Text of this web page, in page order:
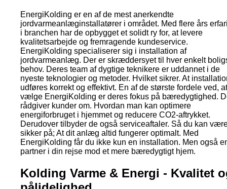
EnergiKolding er en af de mest anerkendte
jordvarmeanlæginstallatører i området. Med flere års
i branchen har de opbygget et solidt ry for, at levere
kvalitetsarbejde og fremragende kundeservice.
EnergiKolding specialiserer sig i installation af
jordvarmeanlæg. Der er skræddersyet til hver enkelt
behov. Deres team af dygtige teknikere er uddannet i de
nyeste teknologier og metoder. Hvilket sikrer. At
udføres korrekt og effektivt. En af de største fordele ved, at
vælge EnergiKolding er deres fokus på bæredygtighed.
rådgiver kunder om. Hvordan man kan optimere
energiforbruget i hjemmet og reducere CO2-aftrykket.
Derudover tilbyder de også serviceaftaler. Så du kan
sikker på; At dit anlæg altid fungerer optimalt. Med
EnergiKolding får du ikke kun en installation. Men også
partner i din rejse mod et mere bæredygtigt hjem.
Kolding Varme & Energi - Kvalitet